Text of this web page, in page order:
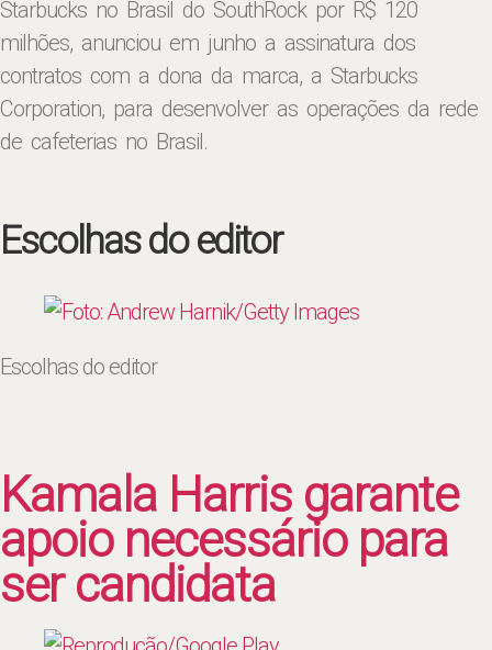
Starbucks no Brasil do SouthRock por R$ 120
milhões, anunciou em junho a assinatura dos
contratos com a dona da marca, a Starbucks
Corporation, para desenvolver as operações da rede
de cafeterias no Brasil.
Escolhas do editor
Escolhas do editor
Kamala Harris garante
apoio necessário para
ser candidata